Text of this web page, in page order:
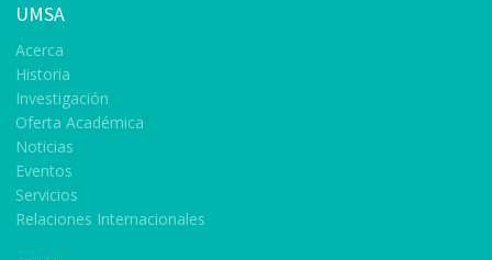
UMSA
Acerca
Historia
Investigación
Oferta Académica
Noticias
Eventos
Servicios
Relaciones Internacionales